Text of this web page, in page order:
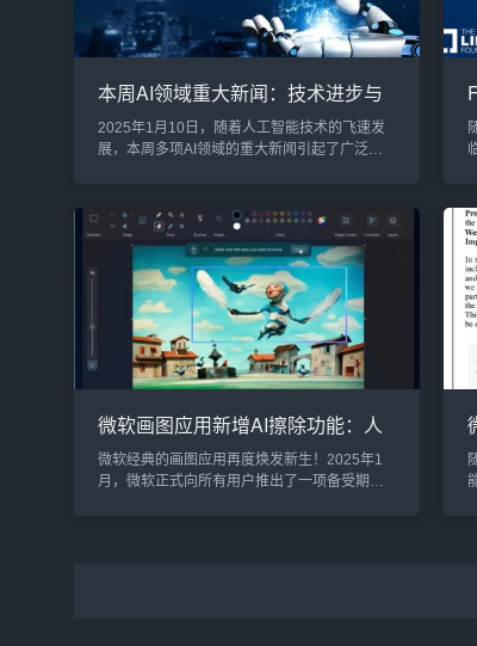
本周AI领域重大新闻：技术进步与
行业突破引领未来发展
2025年1月10日，随着人工智能技术的飞速发
展，本周多项AI领域的重大新闻引起了广泛关
助手Mina，AI正以前所未有的速度渗透到各行
各业，为未来的技术生态和社会发展带来了深
远影响。1. 微软Azure AI功能大升级，推动大模
型训练和应用效率提升2025年1月10日，微软
宣布对其Azure AI平台进行了一系...
微软画图应用新增AI擦除功能：人
人都能轻松玩转图像编辑
微软经典的画图应用再度焕发新生！2025年1
月，微软正式向所有用户推出了一项备受期待